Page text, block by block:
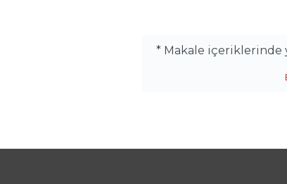
* Makale içeriklerinde